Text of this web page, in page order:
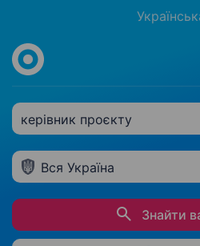
керівник проєкту
Вся Україна
Знайти